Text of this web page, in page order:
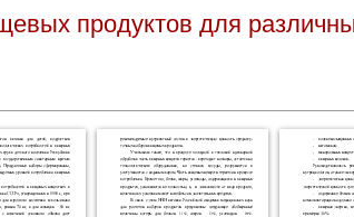
продуктов для